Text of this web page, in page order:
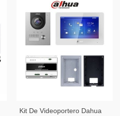
Kit De Videoportero Dahua